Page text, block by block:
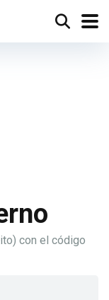
con el código